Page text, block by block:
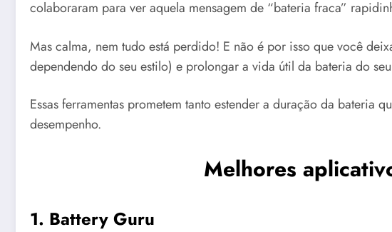
colaboraram para ver aquela mensagem de “bateria fraca”
Mas calma, nem tudo está perdido! E não é por isso que você
dependendo do seu estilo) e prolongar a vida útil da bateria do
Essas ferramentas prometem tanto estender a duração da
desempenho.
Melhores
1. Battery Guru